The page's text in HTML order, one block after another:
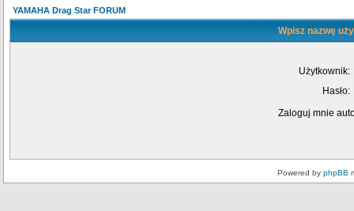
YAMAHA Drag Star FORUM
Wpisz nazwę
Użytkownik:
Hasło:
Zaloguj mnie
Powered by phpBB